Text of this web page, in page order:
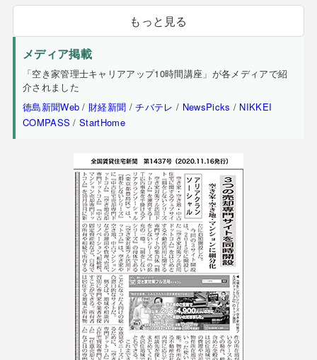
もっと見る
メディア掲載
「空き家管理士キャリアアップ10時間講座」が各メディアで紹
介されました
徳島新聞Web / 財経新聞 /チバテレ / NewsPicks / NIKKEI
COMPASS /StartHome